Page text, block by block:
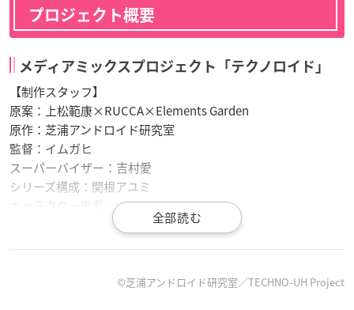
プロジェクト概要
メディアミックスプロジェクト「テクノロイド」
【制作スタッフ】
原案：上松範康×RUCCA×Elements Garden
原作：芝浦アンドロイド研究室
監督：イムガヒ
スーパーバイザー：吉村愛
シリーズ構成：関根アユミ
キャラクター原案：LAM
キャラクターデザイン：﨑口さおり
タイトル＆ロゴ制作：雷雷公社©芝浦アンドロイド研究室／TECHNO-UH Project